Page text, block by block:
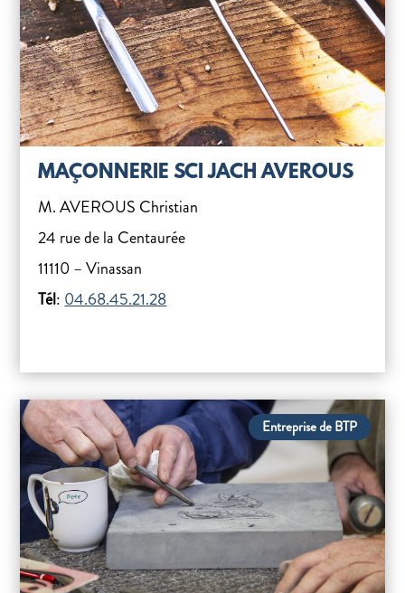
MAÇONNERIE SCI JACH AVEROUS
M. AVEROUS Christian
24 rue de la Centaurée
11110 – Vinassan
Tél: 04.68.45.21.28
Entreprise de BTP